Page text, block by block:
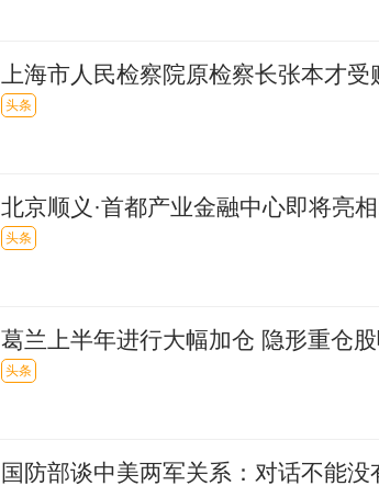
上海市人民检察院原检察长张本才
头条
北京顺义·首都产业金融中心即将亮
秘四大看点
头条
葛兰上半年进行大幅加仓 隐形重仓
头条
国防部谈中美两军关系：对话不能没